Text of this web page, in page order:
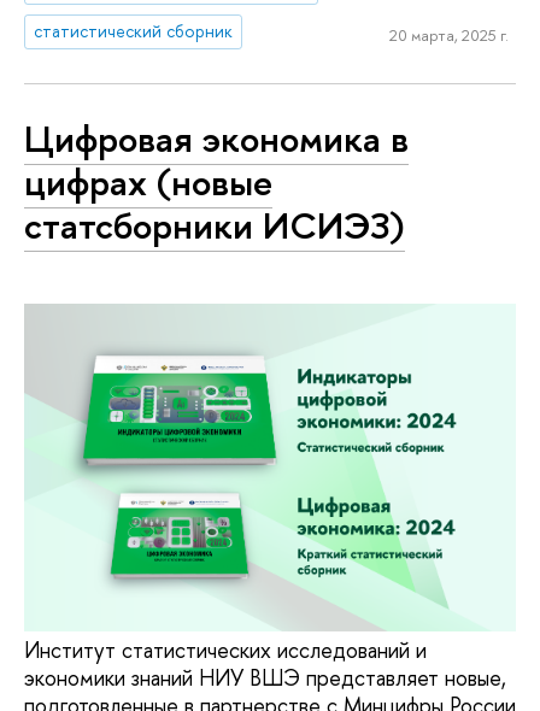
статистический сборник
20 марта, 2025 г.
Цифровая экономика в
цифрах (новые
статсборники ИСИЭЗ)
Институт статистических исследований и
экономики знаний НИУ ВШЭ представляет новые,